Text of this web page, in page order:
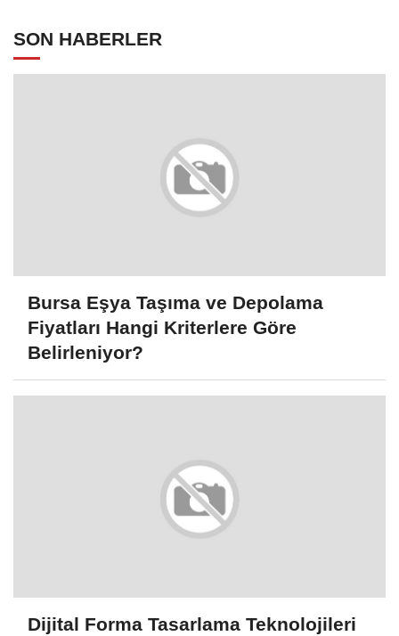
SON HABERLER
Bursa Eşya Taşıma ve Depolama
Fiyatları Hangi Kriterlere Göre
Belirleniyor?
Dijital Forma Tasarlama Teknolojileri